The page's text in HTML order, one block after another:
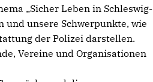
„Sicher Leben in Schleswig-
und unsere Schwerpunkte, wie
der Polizei darstellen.
Vereine und Organisationen